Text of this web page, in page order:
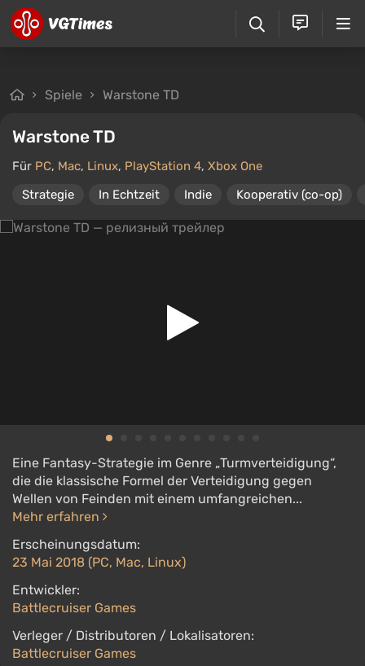
Spiele Warstone TD
Warstone TD
Für PC, Mac, Linux, PlayStation 4, Xbox One
Strategie
In Echtzeit Indie Kooperativ (co-op)
Eine Fantasy-Strategie im Genre „Turmverteidigung“,
die die klassische Formel der Verteidigung gegen
Wellen von Feinden mit einem umfangreichen...
Mehr erfahren
Erscheinungsdatum:
23 Mai 2018 (PC, Mac, Linux)
Entwickler:
Battlecruiser Games
Verleger / Distributoren / Lokalisatoren:
Battlecruiser Games